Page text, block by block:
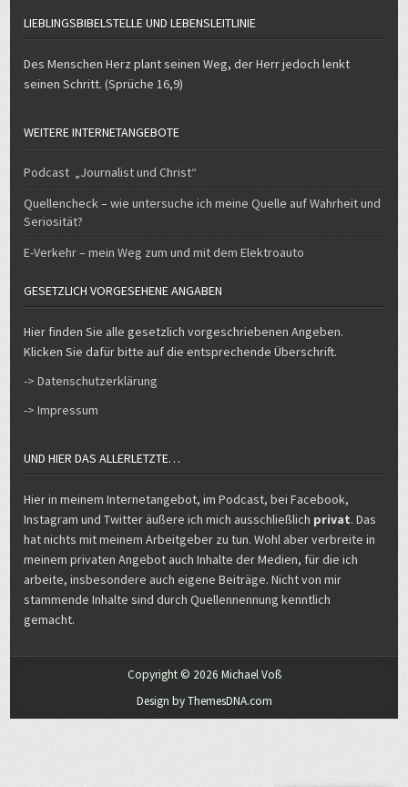
LIEBLINGSBIBELSTELLE UND LEBENSLEITLINIE
Des Menschen Herz plant seinen Weg, der Herr jedoch lenkt
seinen Schritt. (Sprüche 16,9)
WEITERE INTERNETANGEBOTE
Podcast „Journalist und Christ“
Quellencheck – wie untersuche ich meine Quelle auf Wahrheit und
Seriosität?
E-Verkehr – mein Weg zum und mit dem Elektroauto
GESETZLICH VORGESEHENE ANGABEN
Hier finden Sie alle gesetzlich vorgeschriebenen Angeben.
Klicken Sie dafür bitte auf die entsprechende Überschrift.
-> Datenschutzerklärung
-> Impressum
UND HIER DAS ALLERLETZTE…
Hier in meinem Internetangebot, im Podcast, bei Facebook,
Instagram und Twitter äußere ich mich ausschließlich privat. Das
hat nichts mit meinem Arbeitgeber zu tun. Wohl aber verbreite in
meinem privaten Angebot auch Inhalte der Medien, für die ich
arbeite, insbesondere auch eigene Beiträge. Nicht von mir
stammende Inhalte sind durch Quellennennung kenntlich
gemacht.
Copyright © 2026 Michael Voß
Design by ThemesDNA.com